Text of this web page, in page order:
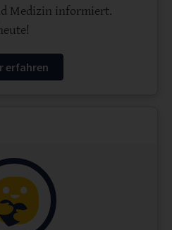
Medizin informiert.
erfahren